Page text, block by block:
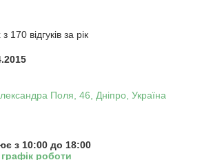
170 відгуків за рік
Поля, 46, Дніпро, Україна
з 10:00 до 18:00
роботи